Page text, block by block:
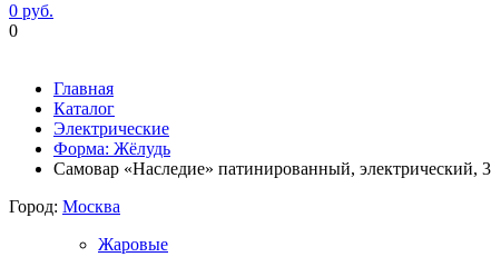
0 руб.
0
Главная
Каталог
Электрические
Форма: Жёлудь
Самовар «Наследие» патинированный, электрический,
Город: Москва
Жаровые